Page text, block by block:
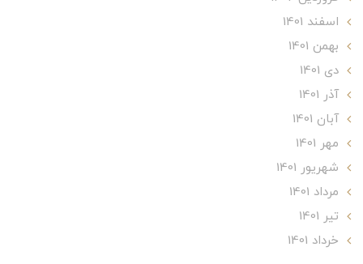
اسفند 1401
بهمن 1401
دی 1401
آذر 1401
آبان 1401
مهر 1401
شهریور 1401
مرداد 1401
تير 1401
خرداد 1401